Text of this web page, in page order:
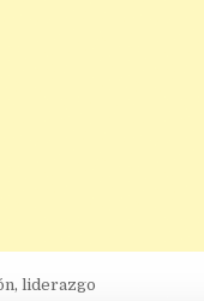
,liderazgo